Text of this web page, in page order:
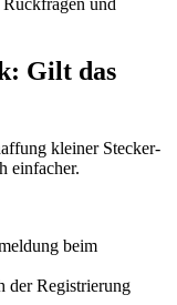
und
Gilt das
kleiner Stecker-
einfacher.
beim
der Registrierung